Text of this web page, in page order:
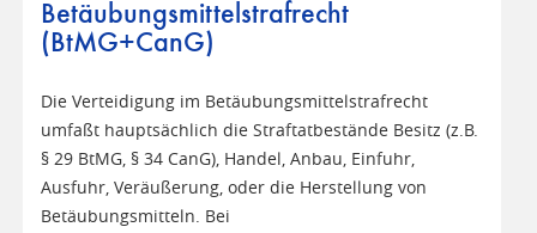
Betäubungsmittelstrafrecht
(BtMG+CanG)
Die Verteidigung im Betäubungsmittelstrafrecht
umfaßt hauptsächlich die Straftatbestände Besitz (z.B.
§ 29 BtMG, § 34 CanG), Handel, Anbau, Einfuhr,
Ausfuhr, Veräußerung, oder die Herstellung von
Betäubungsmitteln. Bei